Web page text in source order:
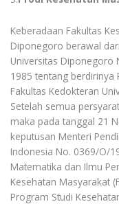
Keberadaan Fakultas
Diponegoro berawal
Universitas Diponegoro
1985 tentang berdirinya
Fakultas Kedokteran
Setelah semua
maka pada tanggal 21
keputusan Menteri
Indonesia No. 0369/O/
Matematika dan Ilmu
Kesehatan Masyarakat
Program Studi